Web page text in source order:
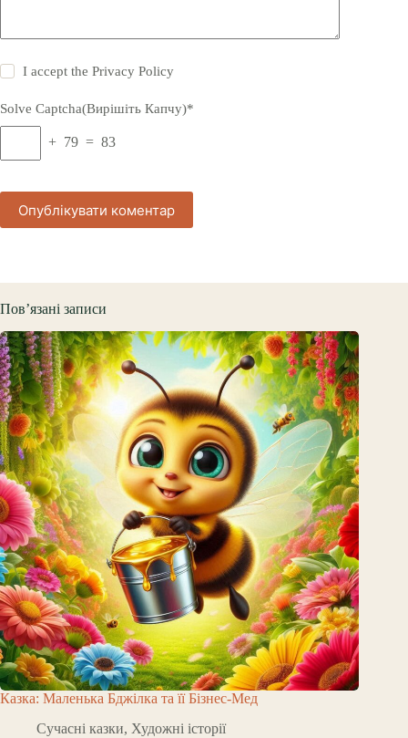
I accept thePrivacy Policy
Solve Captcha(Вирішіть Капчу)*
+ 79 = 83
Опублікувати коментар
Пов’язані записи
Казка: Маленька Бджілка та її Бізнес-Мед
Сучасні казки, Художні історії